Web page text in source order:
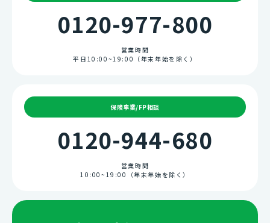
0120-977-800
営業時間
平日10:00~19:00（年末年始を除く）
保険事業/FP相談
0120-944-680
営業時間
10:00~19:00（年末年始を除く）